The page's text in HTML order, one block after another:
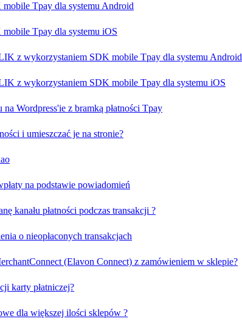
Tpay dla systemu Android
Tpay dla systemu iOS
z wykorzystaniem SDK mobile Tpay dla systemu Android
z wykorzystaniem SDK mobile Tpay dla systemu iOS
Wordpress'ie z bramką płatności Tpay
i umieszczać je na stronie?
na podstawie powiadomień
kanału płatności podczas transakcji ?
o nieopłaconych transakcjach
(Elavon Connect) z zamówieniem w sklepie?
karty płatniczej?
dla większej ilości sklepów ?